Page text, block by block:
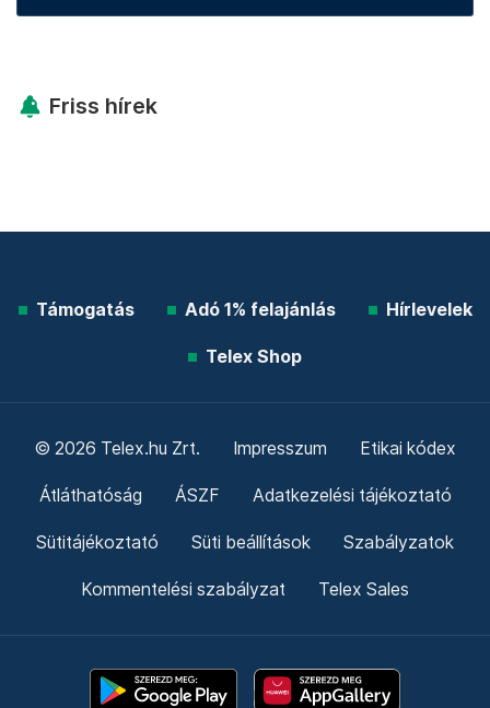
Friss hírek
Támogatás Adó 1% felajánlás Hírlevelek
Telex Shop
© 2026 Telex.hu Zrt. Impresszum Etikai kódex
Átláthatóság ÁSZF Adatkezelési tájékoztató
Sütitájékoztató Süti beállítások Szabályzatok
Kommentelési szabályzat Telex Sales